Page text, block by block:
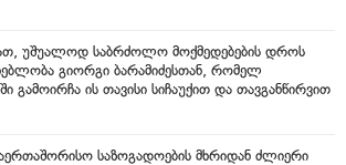
უშუალოდ საბრძოლო მოქმედებების დროს
გიორგი ბარამიძესთან, რომელ
გამოირჩა ის თავისი სიჩაუქით და თავგანწირვით
საზოგადოების მხრიდან ძლიერი